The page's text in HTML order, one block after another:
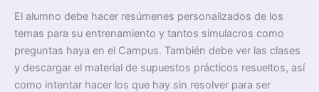
El alumno debe hacer resúmenes personalizados de los
temas para su entrenamiento y tantos simulacros como
preguntas haya en el Campus. También debe ver las clases
y descargar el material de supuestos prácticos resueltos, así
como intentar hacer los que hay sin resolver para ser